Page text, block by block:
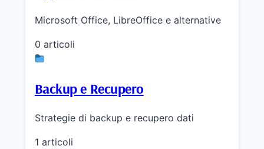
Microsoft Office, LibreOffice e alternative
0 articoli
Backup e Recupero
Strategie di backup e recupero dati
1 articoli